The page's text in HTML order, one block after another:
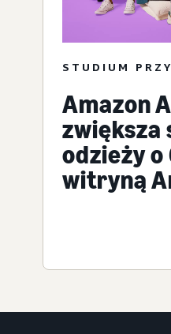
STUDIUM
Amazon
zwiększa
odzieży o
witryną